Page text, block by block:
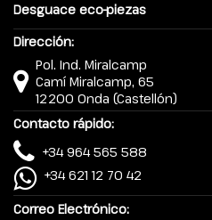
Desguace eco-piezas
Dirección:
Pol. Ind. Miralcamp
Camí Miralcamp, 65
12200 Onda (Castellón)
Contacto rápido:
+34 964 565 588
+34 621 12 70 42
Correo Electrónico: